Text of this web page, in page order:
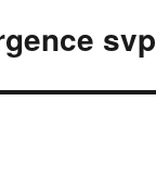
svp